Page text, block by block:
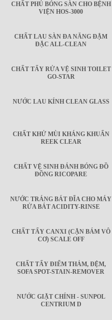
CHẤT PHỦ BÓNG SÀN CHO BỆNH
VIỆN HOS-3000
CHẤT LAU SÀN ĐA NĂNG ĐẬM
ĐẶC ALL-CLEAN
CHẤT TẨY RỬA VỆ SINH TOILET
GO-STAR
NƯỚC LAU KÍNH CLEAN GLASS
CHẤT KHỬ MÙI KHÁNG KHUẨN
REEK CLEAR
CHẤT VỆ SINH ĐÁNH BÓNG ĐỒ
ĐỒNG RICOPARE
NƯỚC TRÁNG BÁT ĐĨA CHO MÁY
RỬA BÁT ACIDITY-RINSE
CHẤT TẨY CANXI (CẶN BÁM VÔ
CƠ) SCALE OFF
CHẤT TẨY ĐIỂM THẢM, ĐỆM,
SOFA SPOT-STAIN-REMOVER
NƯỚC GIẶT CHÍNH - SUNPOL
CENTRIUM D